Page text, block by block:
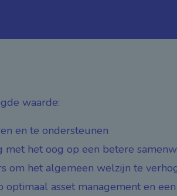
waarde:
en te ondersteunen
het oog op een betere
om het algemeen welzijn te
asset management en